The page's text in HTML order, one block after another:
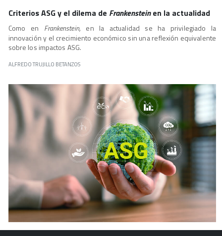
Criterios ASG y el dilema de Frankensteinen la actualidad
Como en Frankenstein, en la actualidad se ha privilegiado la
innovación y el crecimiento económico sin una reflexión equivalente
sobre los impactos ASG.
ALFREDO TRUJILLO BETANZOS